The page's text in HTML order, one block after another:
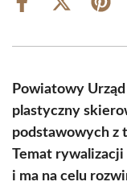
Share
Share
(Twitter)
Powiatowy
plastyczny
podstawowych z
Temat rywalizacji
i ma na celu